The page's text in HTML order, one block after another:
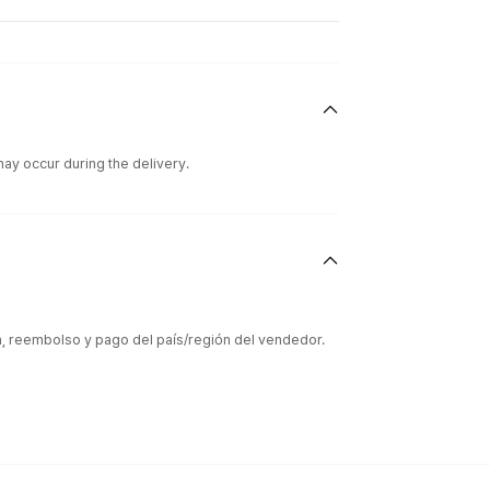
occur during the delivery.
reembolso y pago del país/región del vendedor.